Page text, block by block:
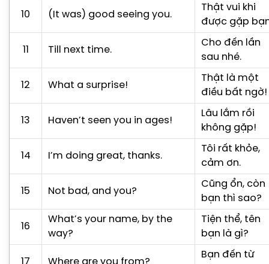
10 (It was) good seeing you.
Thật vui khi
được gặp
11 Till next time.
Cho đến lần
sau nhé.
12 What a surprise!
Thật là một
điều bất ngờ!
13 Haven’t seen you in ages!
Lâu lắm rồi
không gặp!
14 I’m doing great, thanks.
Tôi rất khỏe,
cảm ơn.
15 Not bad, and you?
Cũng ổn, còn
bạn thì sao?
16
What’s your name, by the
way?
Tiện thể, tên
bạn là gì?
17 Where are you from?
Bạn đến từ